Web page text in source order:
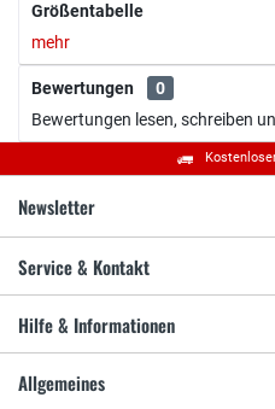
Größentabelle
mehr
Bewertungen
0
Bewertungen lesen, schreiben
Newsletter
Service & Kontakt
Hilfe & Informationen
Allgemeines